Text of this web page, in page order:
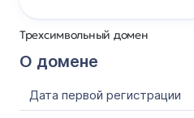
Трехсимвольный домен
О домене
Дата первой регистрации